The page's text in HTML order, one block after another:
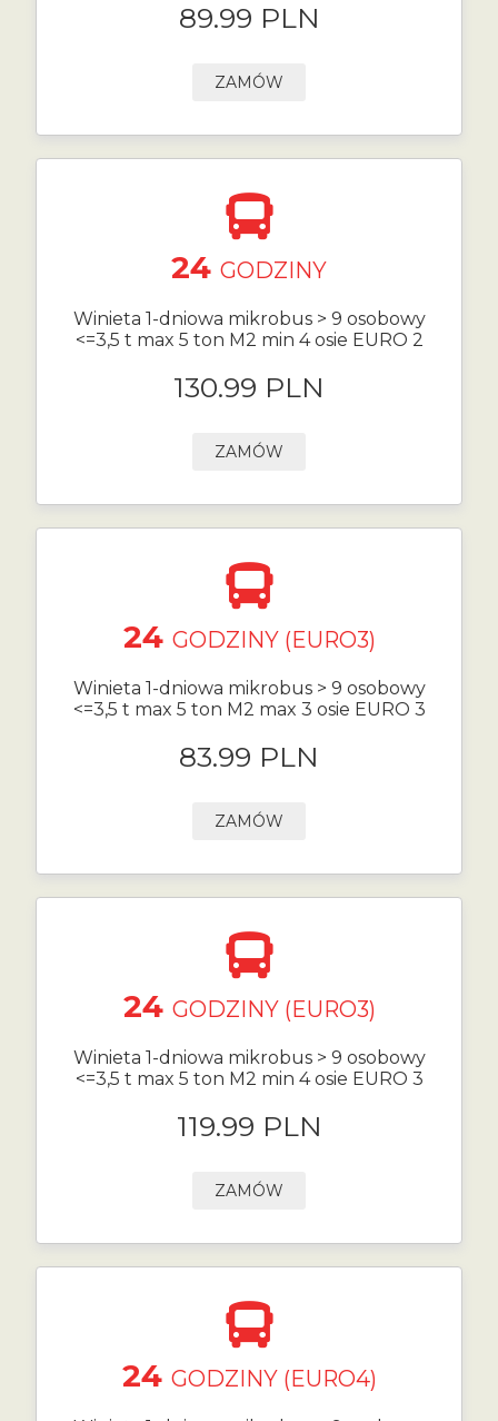
89.99 PLN
ZAMÓW
24 GODZINY
Winieta 1-dniowa mikrobus > 9 osobowy
<=3,5 t max 5 ton M2 min 4 osie EURO 2
130.99 PLN
ZAMÓW
24 GODZINY (EURO3)
Winieta 1-dniowa mikrobus > 9 osobowy
<=3,5 t max 5 ton M2 max 3 osie EURO 3
83.99 PLN
ZAMÓW
24 GODZINY (EURO3)
Winieta 1-dniowa mikrobus > 9 osobowy
<=3,5 t max 5 ton M2 min 4 osie EURO 3
119.99 PLN
ZAMÓW
24 GODZINY (EURO4)